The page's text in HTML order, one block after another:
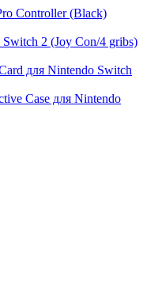
Controller (Black)
2 (Joy Con/4 gribs)
для Nintendo Switch
Case для Nintendo